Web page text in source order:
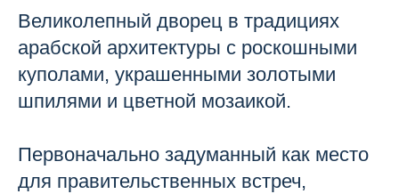
Великолепный дворец в традициях
арабской архитектуры с роскошными
куполами, украшенными золотыми
шпилями и цветной мозаикой.
Первоначально задуманный как место
для правительственных встреч,